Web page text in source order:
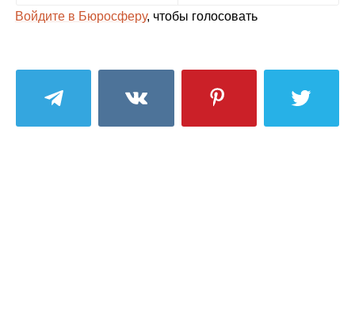
Войдите в Бюросферу, чтобы голосовать